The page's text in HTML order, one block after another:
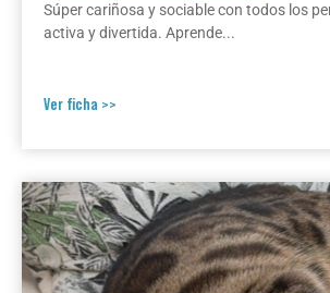
Súper cariñosa y sociable con todos los
activa y divertida. Aprende...
Ver ficha >>